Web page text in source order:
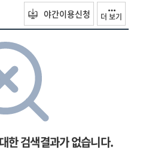
야간이용신청 더 보기
한 검색결과가 없습니다.